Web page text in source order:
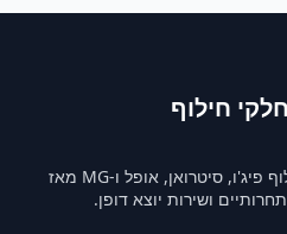
חילוף
השותף המהימן שלכם לחלקי חילוף פיג'ו, סיטרואן, אופל ו-MG מאז